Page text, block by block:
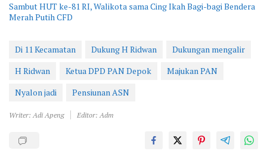
Sambut HUT ke-81 RI, Walikota sama Cing Ikah Bagi-bagi Bendera
Merah Putih CFD
Di 11 Kecamatan Dukung H Ridwan
Dukungan mengalir
H Ridwan
Ketua DPD PAN Depok
Majukan PAN
Nyalon jadi
Pensiunan ASN
Writer: Adi Apeng Editor: Adm